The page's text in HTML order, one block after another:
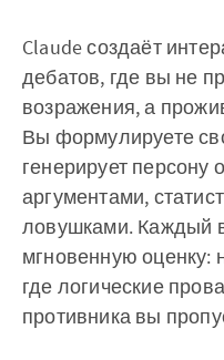
Claude создаёт
дебатов, где вы не
возражения, а
Вы формулируете
генерирует персону
аргументами,
ловушками. Каждый
мгновенную оценку:
где логические
противника вы